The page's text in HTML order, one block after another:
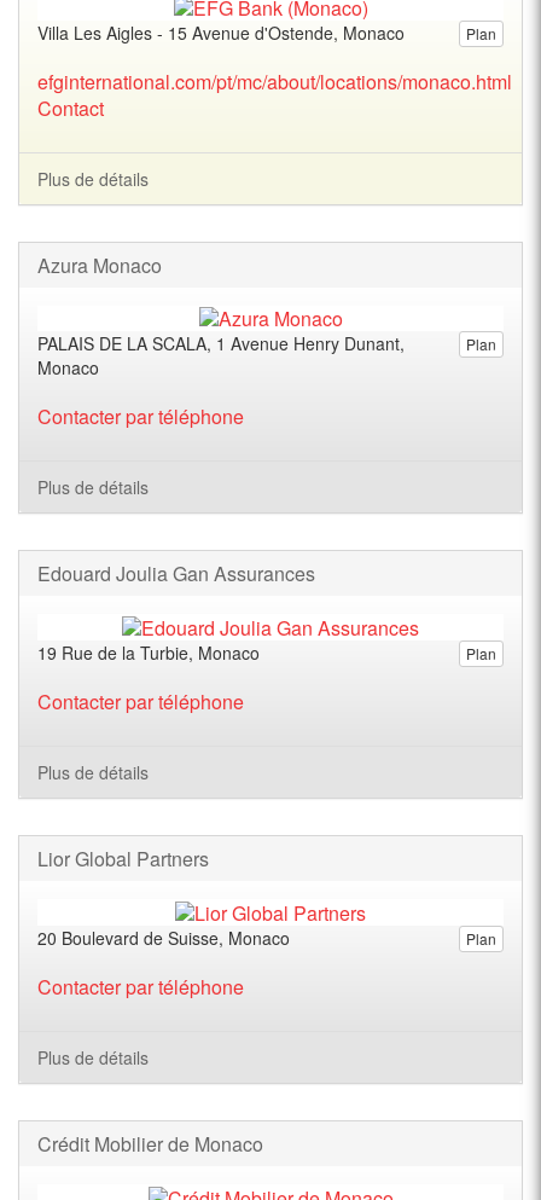
Plan
Villa Les Aigles - 15 Avenue d'Ostende, Monaco
efginternational.com/pt/mc/about/locations/monaco.html
Contact
Plus de détails
Azura Monaco
Plan
PALAIS DE LA SCALA, 1 Avenue Henry Dunant,
Monaco
Contacter par téléphone
Plus de détails
Edouard Joulia Gan Assurances
Plan
19 Rue de la Turbie, Monaco
Contacter par téléphone
Plus de détails
Lior Global Partners
Plan
20 Boulevard de Suisse, Monaco
Contacter par téléphone
Plus de détails
Crédit Mobilier de Monaco